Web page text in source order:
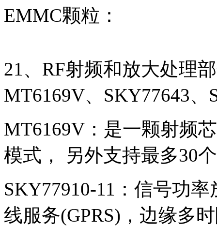
EMMC颗粒：
21、RF射频和放大处理
MT6169V、SKY77643
MT6169V：是一颗射频
模式， 另外支持最多30
SKY77910-11：信号功
线服务(GPRS)，边缘多